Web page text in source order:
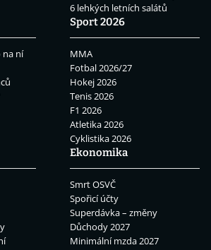
6 lehkých letních salátů
na ní
Sport 2026
MMA
Fotbal 2026/27
Hokej 2026
Tenis 2026
F1 2026
Atletika 2026
Cyklistika 2026
Ekonomika
Smrt OSVČ
Spořicí účty
Superdávka – změny
Důchody 2027
Minimální mzda 2027